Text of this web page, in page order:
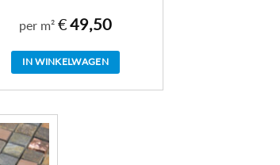
per m²€49,50
IN WINKELWAGEN